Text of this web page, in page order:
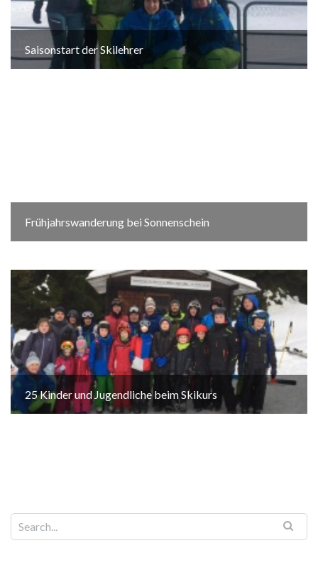
Saisonstart der Skilehrer
Frühjahrswanderung bei Sonnenschein
25 Kinder und Jugendliche beim Skikurs